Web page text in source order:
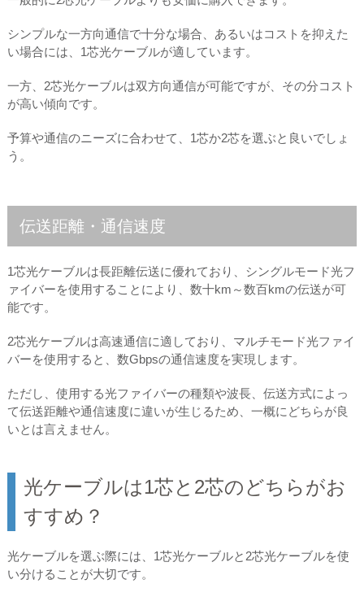
シンプルな一方向通信で十分な場合、あるいはコストを抑えた
い場合には、1芯光ケーブルが適しています。
一方、2芯光ケーブルは双方向通信が可能ですが、その分コスト
が高い傾向です。
予算や通信のニーズに合わせて、1芯か2芯を選ぶと良いでしょ
う。
伝送距離・通信速度
1芯光ケーブルは長距離伝送に優れており、シングルモード光フ
ァイバーを使用することにより、数十km～数百kmの伝送が可
能です。
2芯光ケーブルは高速通信に適しており、マルチモード光ファイ
バーを使用すると、数Gbpsの通信速度を実現します。
ただし、使用する光ファイバーの種類や波長、伝送方式によっ
て伝送距離や通信速度に違いが生じるため、一概にどちらが良
いとは言えません。
光ケーブルは1芯と2芯のどちらがお
すすめ？
光ケーブルを選ぶ際には、1芯光ケーブルと2芯光ケーブルを使
い分けることが大切です。